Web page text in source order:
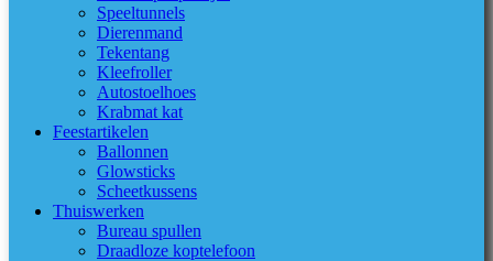
Speeltunnels
Dierenmand
Tekentang
Kleefroller
Autostoelhoes
Krabmat kat
Feestartikelen
Ballonnen
Glowsticks
Scheetkussens
Thuiswerken
Bureau spullen
Draadloze koptelefoon